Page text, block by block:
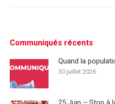
Communiqués récents
Quand la
30 juillet 2026